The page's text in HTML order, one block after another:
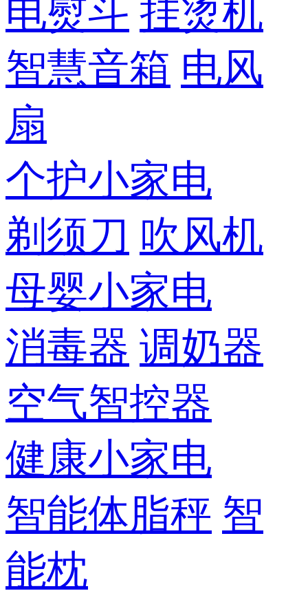
电熨斗 挂烫机
智慧音箱 电风
扇
个护小家电
剃须刀 吹风机
母婴小家电
消毒器 调奶器
空气智控器
健康小家电
智能体脂秤 智
能枕